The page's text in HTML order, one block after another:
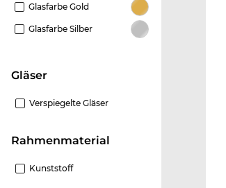
Glasfarbe Gold
Glasfarbe Silber
Gläser
Verspiegelte Gläser
Rahmenmaterial
Kunststoff